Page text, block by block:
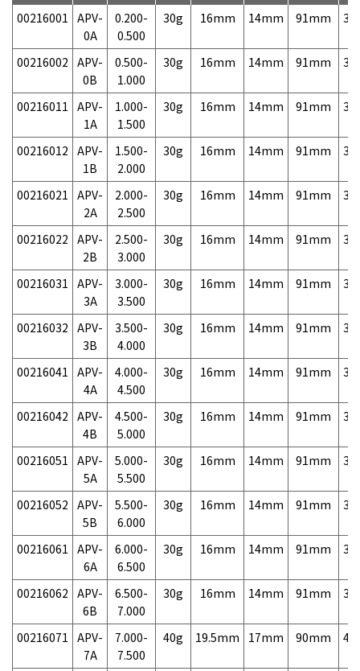
00216001 APV-
0A
0.200-
0.500
30g 16mm 14mm 91mm
00216002 APV-
0B
0.500-
1.000
30g 16mm 14mm 91mm
00216011 APV-
1A
1.000-
1.500
30g 16mm 14mm 91mm
00216012 APV-
1B
1.500-
2.000
30g 16mm 14mm 91mm
00216021 APV-
2A
2.000-
2.500
30g 16mm 14mm 91mm
00216022 APV-
2B
2.500-
3.000
30g 16mm 14mm 91mm
00216031 APV-
3A
3.000-
3.500
30g 16mm 14mm 91mm
00216032 APV-
3B
3.500-
4.000
30g 16mm 14mm 91mm
00216041 APV-
4A
4.000-
4.500
30g 16mm 14mm 91mm
00216042 APV-
4B
4.500-
5.000
30g 16mm 14mm 91mm
00216051 APV-
5A
5.000-
5.500
30g 16mm 14mm 91mm
00216052 APV-
5B
5.500-
6.000
30g 16mm 14mm 91mm
00216061 APV-
6A
6.000-
6.500
30g 16mm 14mm 91mm
00216062 APV-
6B
6.500-
7.000
30g 16mm 14mm 91mm
00216071 APV-
7A
7.000-
7.500
40g 19.5mm 17mm 90mm